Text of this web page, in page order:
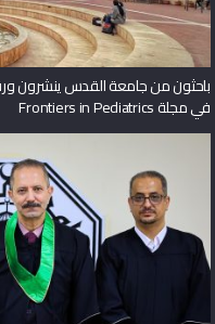
باحثون من جامعة القدس ينشرون
في مجلة Frontiers in Pediatrics